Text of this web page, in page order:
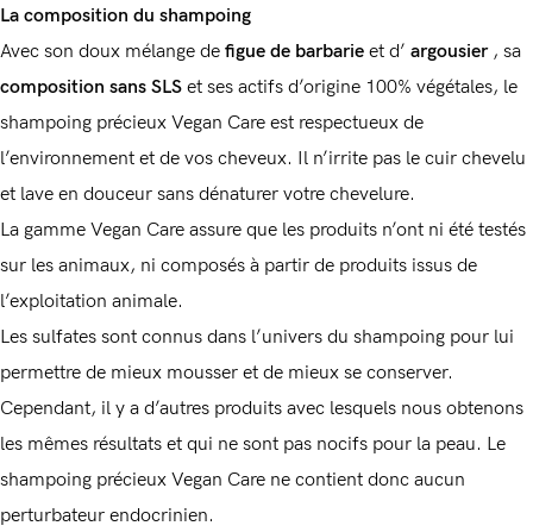
La composition du shampoing
Avec son doux mélange de figue de barbarie et d’ argousier, sa
composition sans SLS et ses actifs d’origine 100% végétales, le
shampoing précieux Vegan Care est respectueux de
l’environnement et de vos cheveux. Il n’irrite pas le cuir chevelu
et lave en douceur sans dénaturer votre chevelure.
La gamme Vegan Care assure que les produits n’ont ni été testés
sur les animaux, ni composés à partir de produits issus de
l’exploitation animale.
Les sulfates sont connus dans l’univers du shampoing pour lui
permettre de mieux mousser et de mieux se conserver.
Cependant, il y a d’autres produits avec lesquels nous obtenons
les mêmes résultats et qui ne sont pas nocifs pour la peau. Le
shampoing précieux Vegan Care ne contient donc aucun
perturbateur endocrinien.